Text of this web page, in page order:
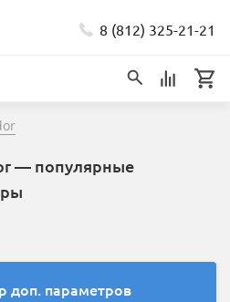
8 (812) 325-21-21
— популярные
доп. параметров